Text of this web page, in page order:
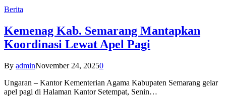
Berita
Kemenag Kab. Semarang Mantapkan
Koordinasi Lewat Apel Pagi
By adminNovember 24, 20250
Ungaran – Kantor Kementerian Agama Kabupaten Semarang gelar
apel pagi di Halaman Kantor Setempat, Senin…